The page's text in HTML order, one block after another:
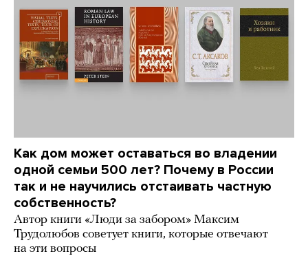
Как дом может оставаться во владении
одной семьи 500 лет? Почему в России
так и не научились отстаивать частную
собственность?
Автор книги «Люди за забором» Максим
Трудолюбов советует книги, которые отвечают
на эти вопросы